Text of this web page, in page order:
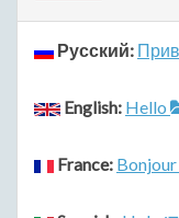
Русский:
English: Hello
France: Bonjour